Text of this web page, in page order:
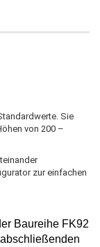
Sie
von 200 –
zur einfachen
Baureihe FK92